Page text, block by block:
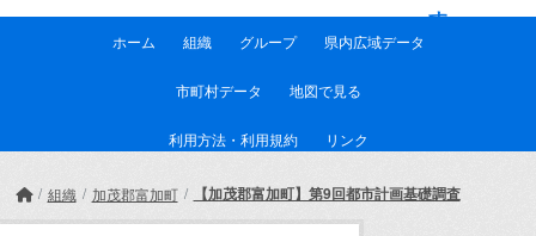
す
ホーム 組織 グループ 県内広域データ
市町村データ 地図で見る
利用方法・利用規約 リンク
組織 加茂郡富加町 【加茂郡富加町】第9回都市計画基礎調査